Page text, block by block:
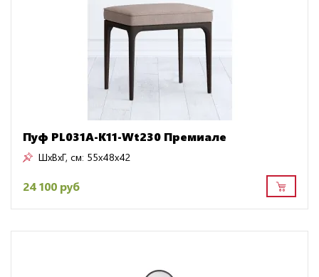
Пуф PL031A-K11-Wt230 Премиале
ШxВxГ, см: 55x48x42
24 100 руб